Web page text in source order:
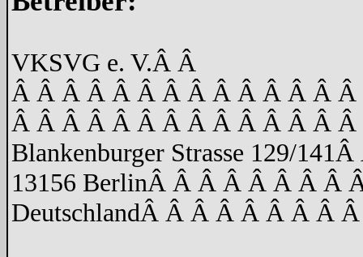
VKSVG e. V.Â Â
Â Â Â Â Â Â Â Â Â Â Â Â Â
Â Â Â Â Â Â Â Â Â Â Â Â Â
Blankenburger Strasse 129/141Â
13156 BerlinÂ Â Â Â Â Â Â Â
DeutschlandÂ Â Â Â Â Â Â Â